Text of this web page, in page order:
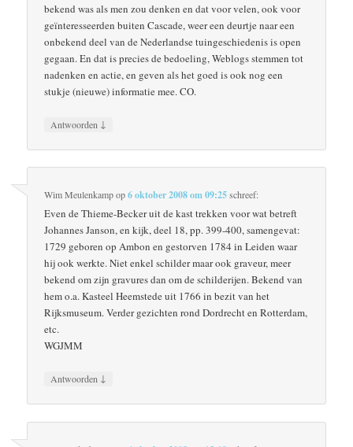
bekend was als men zou denken en dat voor velen, ook voor
geïnteresseerden buiten Cascade, weer een deurtje naar een
onbekend deel van de Nederlandse tuingeschiedenis is open
gegaan. En dat is precies de bedoeling, Weblogs stemmen tot
nadenken en actie, en geven als het goed is ook nog een
stukje (nieuwe) informatie mee. CO.
Antwoorden ↓
Wim Meulenkampop6 oktober 2008 om 09:25schreef:
Even de Thieme-Becker uit de kast trekken voor wat betreft
Johannes Janson, en kijk, deel 18, pp. 399-400, samengevat:
1729 geboren op Ambon en gestorven 1784 in Leiden waar
hij ook werkte. Niet enkel schilder maar ook graveur, meer
bekend om zijn gravures dan om de schilderijen. Bekend van
hem o.a. Kasteel Heemstede uit 1766 in bezit van het
Rijksmuseum. Verder gezichten rond Dordrecht en Rotterdam,
etc.
WGJMM
Antwoorden ↓